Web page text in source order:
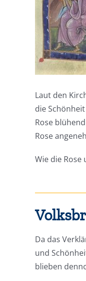
Laut den
die
Rose
Rose
Wie die
Da das
und
blieben